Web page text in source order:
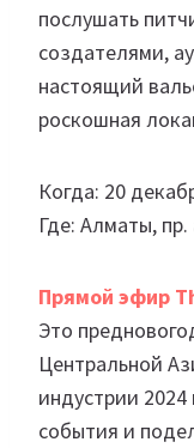
послушать
создателями,
настоящий
роскошная
Когда: 20
Где: Алматы,
Прямой эфир
Это
Центральной
индустрии
события и